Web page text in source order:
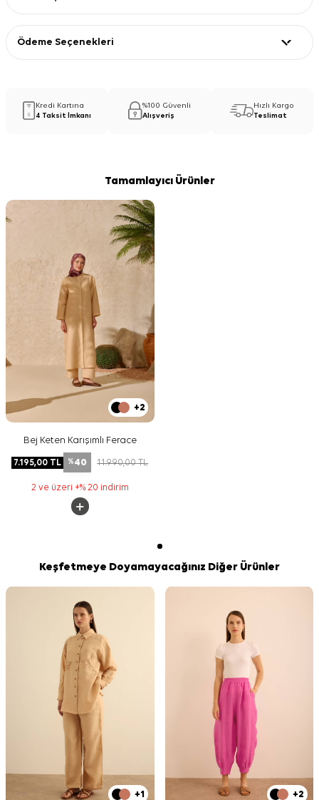
Ödeme Seçenekleri
Kredi Kartına
4 Taksit İmkanı
%100 Güvenli
Alışveriş
Hızlı Kargo
Teslimat
Tamamlayıcı Ürünler
+2
Bej Keten Karışımlı Ferace
7.195,00 TL %40 11.990,00TL
2 ve üzeri +% 20 indirim
Keşfetmeye Doyamayacağınız Diğer Ürünler
+1 +2